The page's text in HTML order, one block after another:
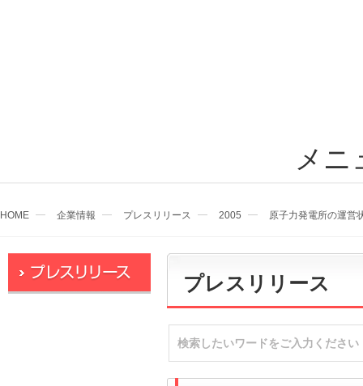
メニ
HOME 企業情報 プレスリリース 2005 原子力発電所の運営
プレスリリース